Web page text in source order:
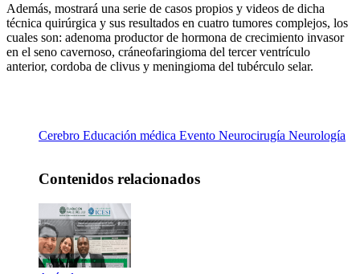
Además, mostrará una serie de casos propios y videos de dicha
técnica quirúrgica y sus resultados en cuatro tumores complejos, los
cuales son: adenoma productor de hormona de crecimiento invasor
en el seno cavernoso, cráneofaringioma del tercer ventrículo
anterior, cordoba de clivus y meningioma del tubérculo selar.
Cerebro Educación médica Evento Neurocirugía Neurología
Contenidos relacionados